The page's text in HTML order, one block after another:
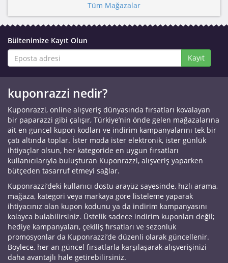
Tüm Mağazalar
Bültenimize Kayıt Olun
Kayıt
kuponrazzi nedir?
Kuponrazzi, online alışveriş dünyasında fırsatları kovalayan
bir paparazzi gibi çalışır, Türkiye’nin önde gelen mağazalarına
ait en güncel kupon kodları ve indirim kampanyalarını tek bir
çatı altında toplar. İster moda ister elektronik, ister günlük
ihtiyaçlar olsun, her kategoride en uygun fırsatları
kullanıcılarıyla buluşturan Kuponrazzi, alışveriş yaparken
bütçeden tasarruf etmeyi sağlar.
Kuponrazzi’deki kullanıcı dostu arayüz sayesinde, hızlı arama,
mağaza, kategori veya markaya göre listeleme yaparak
ihtiyacınız olan kupon kodunu ya da indirim kampanyasını
kolayca bulabilirsiniz. Üstelik sadece indirim kuponları değil;
hediye kampanyaları, çekiliş fırsatları ve sezonluk
promosyonlar da Kuponrazzi’de düzenli olarak güncellenir.
Böylece, her an güncel fırsatlarla karşılaşarak alışverişinizi
daha avantajlı hale getirebilirsiniz.